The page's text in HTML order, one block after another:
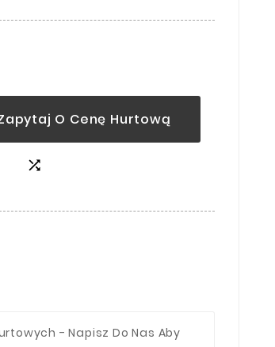
O Cenę Hurtową

- Napisz Do Nas Aby